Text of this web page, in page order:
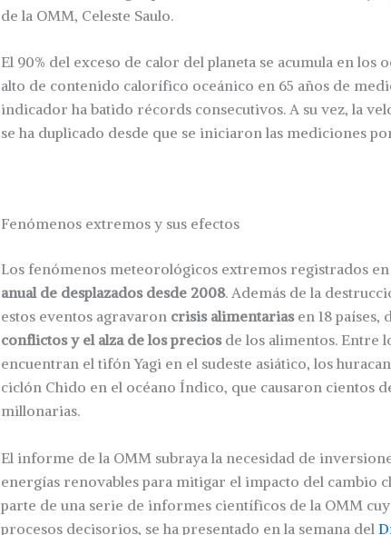
de la OMM, Celeste Saulo.
El 90% del exceso de calor del planeta se acumula en los
alto de contenido calorífico oceánico en 65 años de
indicador ha batido récords consecutivos. A su vez, la
se ha duplicado desde que se iniciaron las mediciones
Fenómenos extremos y sus efectos
Los fenómenos meteorológicos extremos registrados
anual de desplazados desde 2008. Además de la
estos eventos agravaron crisis alimentariasen 18 países,
conflictos y el alza de los preciosde los alimentos. Entre
encuentran el tifón Yagi en el sudeste asiático, los
ciclón Chido en el océano Índico, que causaron cientos
millonarias.
El informe de la OMM subraya la necesidad de
energías renovables para mitigar el impacto del cambio
parte de una serie de informes científicos de la OMM
procesos decisorios, se ha presentado en la semana del